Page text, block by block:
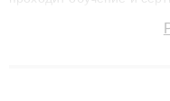
сохранением гарантии